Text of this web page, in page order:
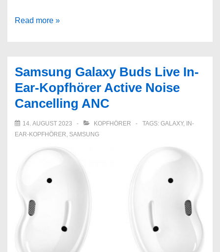
Sony
Kopfhörer
Read more »
Samsung Galaxy Buds Live In-
Ear-Kopfhörer Active Noise
Cancelling ANC
14. AUGUST 2023 KOPFHÖRER TAGS: GALAXY, IN-
EAR-KOPFHÖRER, SAMSUNG